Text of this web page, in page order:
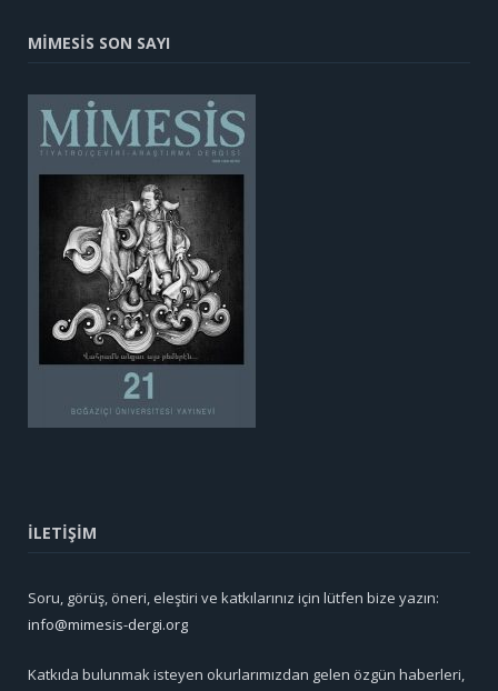
MİMESİS SON SAYI
İLETİŞİM
Soru, görüş, öneri, eleştiri ve katkılarınız için lütfen bize yazın:
info@mimesis-dergi.org
Katkıda bulunmak isteyen okurlarımızdan gelen özgün haberleri,